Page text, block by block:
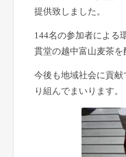
提供致しました。
144名の参加者による
貫堂の越中富山麦茶を
今後も地域社会に貢
り組んでまいります。